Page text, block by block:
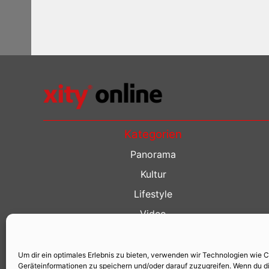
Um dir ein optimales Erlebnis zu bieten, verwenden wir Technologien wie
Geräteinformationen zu speichern und/oder darauf zuzugreifen. Wenn du
Kategorien
Panorama
Kultur
Lifestyle
Video
Kino Guide